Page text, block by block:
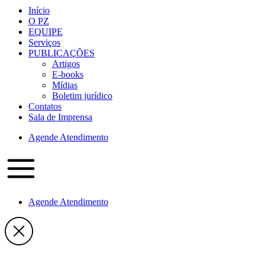
Início
O PZ
EQUIPE
Serviços
PUBLICAÇÕES
Artigos
E-books
Mídias
Boletim jurídico
Contatos
Sala de Imprensa
Agende Atendimento
Agende Atendimento